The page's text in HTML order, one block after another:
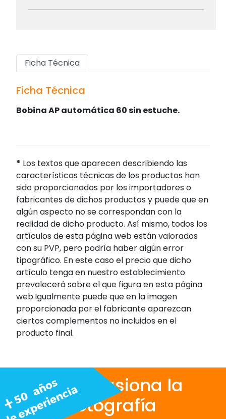
Ficha Técnica
Ficha Técnica
Bobina AP automática 60 sin estuche.
* Los textos que aparecen describiendo las
características técnicas de los productos han
sido proporcionados por los importadores o
fabricantes de dichos productos y puede que en
algún aspecto no se correspondan con la
realidad de dicho producto. Así mismo, todos los
artículos de esta página web están valorados
con su PVP, pero podría haber algún error
tipográfico. En este caso el precio que dicho
artículo tenga en nuestro establecimiento
prevalecerá sobre el que figura en esta página
web.Igualmente puede que en la imagen
proporcionada por el fabricante aparezcan
ciertos complementos no incluidos en el
producto final.
Nos apasiona la
fotografía